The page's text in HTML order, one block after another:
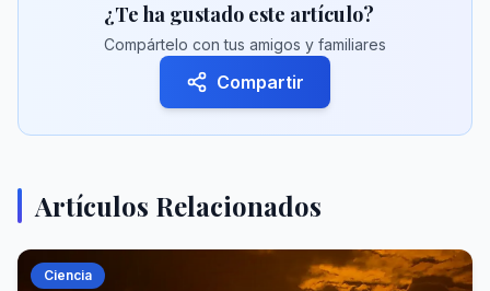
¿Te ha gustado este artículo?
Compártelo con tus amigos y familiares
Compartir
Artículos Relacionados
Ciencia